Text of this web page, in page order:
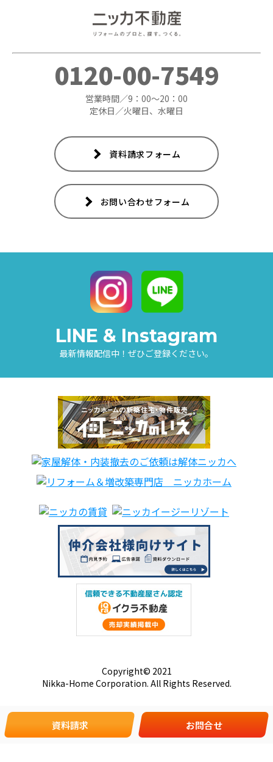
資料請求 お問合せ
0120-00-7549
営業時間／9：00～20：00
定休日／火曜日、水曜日
資料請求フォーム
お問い合わせフォーム
LINE & Instagram
最新情報配信中！ぜひご登録ください。
Copyright© 2021
Nikka-Home Corporation. All Rights Reserved.